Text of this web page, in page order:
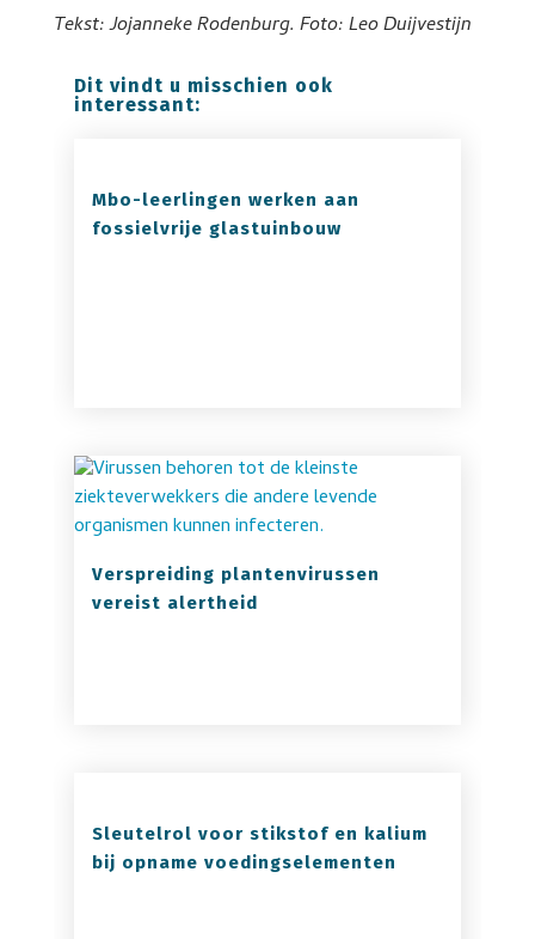
Tekst: Jojanneke Rodenburg. Foto: Leo Duijvestijn
Dit vindt u misschien ook
interessant:
Mbo-leerlingen werken aan
fossielvrije glastuinbouw
Verspreiding plantenvirussen
vereist alertheid
Sleutelrol voor stikstof en kalium
bij opname voedingselementen